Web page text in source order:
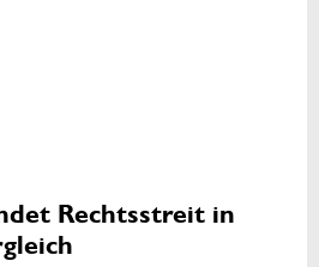
Rechtsstreit in